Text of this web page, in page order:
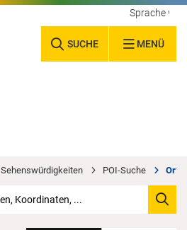
SUCHE MENÜ
Sprache
Sehenswürdigkeiten POI-Suche Orte